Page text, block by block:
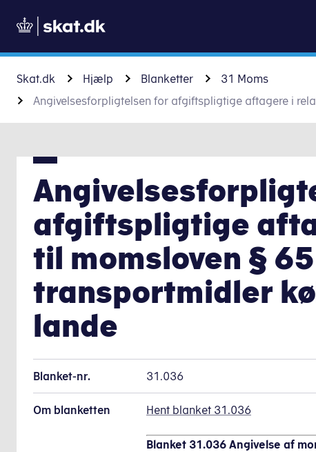
Skat.dk Hjælp Blanketter
31 Moms
Angivelsesforpligtelsen for afgiftspligtige aftagere i
afgiftspligtige
til momsloven § 65
transportmidler
lande
Blanket-nr. 31.036
Om blanketten Hent blanket 31.036
Blanket 31.036 Angivelse af